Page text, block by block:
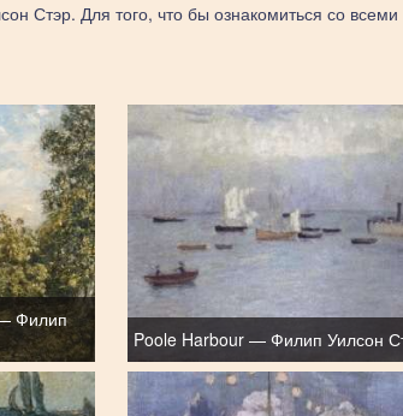
Стэр. Для того, что бы ознакомиться со всеми
Филип
Poole Harbour — Филип Уилсон